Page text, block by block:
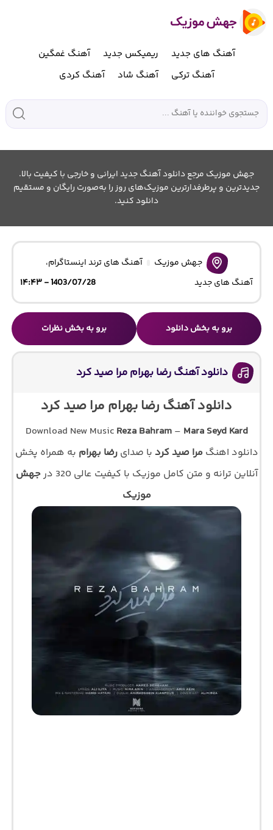
آهنگ های جدید ریمیکس جدید
آهنگ غمگین
آهنگ ترکی
آهنگ شاد آهنگ کردی
جهش موزیک مرجع دانلود آهنگ جدید ایرانی و خارجی با کیفیت بالا.
جدیدترین و پرطرفدارترین موزیک‌های روز را به‌صورت رایگان و مستقیم
دانلود کنید.
جهش موزیک آهنگ های ترند اینستاگرام،
آهنگ های جدید
1403/07/28 - ۱۴:۴۳
برو به بخش دانلود برو به بخش نظرات
دانلود آهنگ رضا بهرام مرا صید کرد
دانلود آهنگ رضا بهرام مرا صید کرد
Download New Music Reza Bahram – Mara Seyd Kard
دانلود اهنگمرا صید کرد با صدایرضا بهرام به همراه پخش
آنلاین ترانه و متن کامل موزیک با کیفیت عالی 320 در
جهش
موزیک